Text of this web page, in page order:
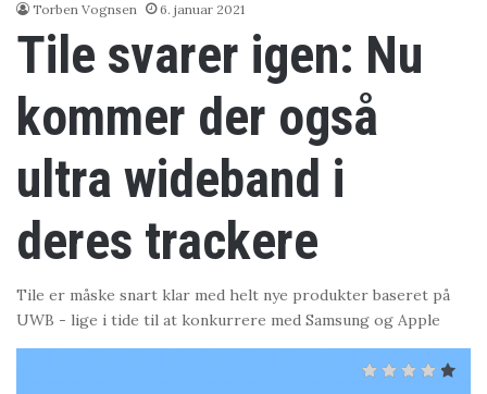
Torben Vognsen 6. januar 2021
Tile svarer igen: Nu
kommer der også
ultra wideband i
deres trackere
Tile er måske snart klar med helt nye produkter baseret på
UWB - lige i tide til at konkurrere med Samsung og Apple